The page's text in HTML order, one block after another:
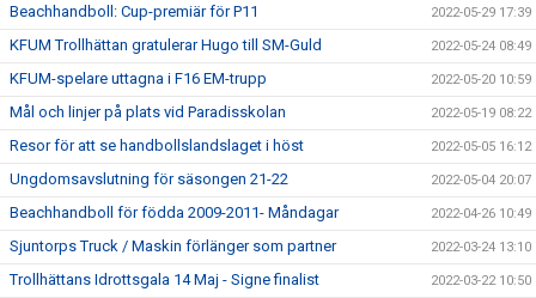
Beachhandboll: Cup-premiär för P11 2022-05-29 17:39
KFUM Trollhättan gratulerar Hugo till SM-Guld 2022-05-24 08:49
KFUM-spelare uttagna i F16 EM-trupp 2022-05-20 10:59
Mål och linjer på plats vid Paradisskolan 2022-05-19 08:22
Resor för att se handbollslandslaget i höst 2022-05-05 16:12
Ungdomsavslutning för säsongen 21-22 2022-05-04 20:07
Beachhandboll för födda 2009-2011- Måndagar 2022-04-26 10:49
Sjuntorps Truck / Maskin förlänger som partner 2022-03-24 13:10
Trollhättans Idrottsgala 14 Maj - Signe finalist 2022-03-22 10:50